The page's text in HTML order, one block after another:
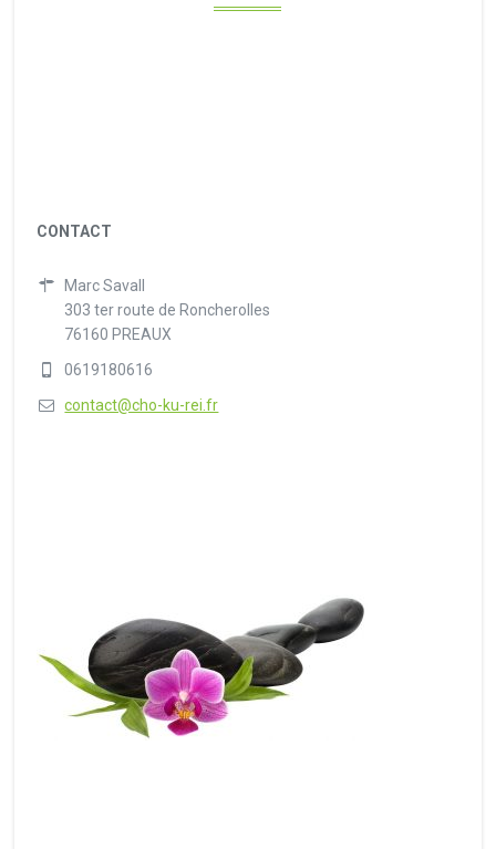
CONTACT
Marc Savall
303 ter route de Roncherolles
76160 PREAUX
0619180616
contact@cho-ku-rei.fr